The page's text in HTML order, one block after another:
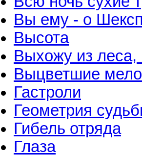
Вы ему - о
Высота
Выхожу из леса,
Выцветшие
Гастроли
Геометрия
Гибель отряда
Глаза